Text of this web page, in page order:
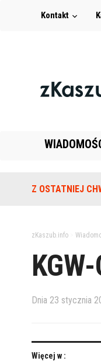
Kontakt
Z OSTATNIEJ
Na terenie
zKaszub.info>
Dnia 23 stycznia
Więcej w :